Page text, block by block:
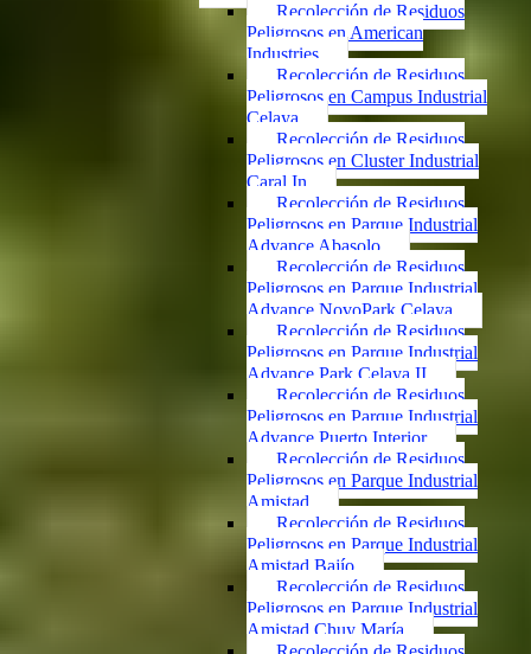
Recolección de Residuos
Peligrosos en American
Industries
Recolección de Residuos
Peligrosos en Campus Industrial
Celaya
Recolección de Residuos
Peligrosos en Cluster Industrial
Caral In
Recolección de Residuos
Peligrosos en Parque Industrial
Advance Abasolo
Recolección de Residuos
Peligrosos en Parque Industrial
Advance NovoPark Celaya
Recolección de Residuos
Peligrosos en Parque Industrial
Advance Park Celaya II
Recolección de Residuos
Peligrosos en Parque Industrial
Advance Puerto Interior
Recolección de Residuos
Peligrosos en Parque Industrial
Amistad
Recolección de Residuos
Peligrosos en Parque Industrial
Amistad Bajío
Recolección de Residuos
Peligrosos en Parque Industrial
Amistad Chuy María